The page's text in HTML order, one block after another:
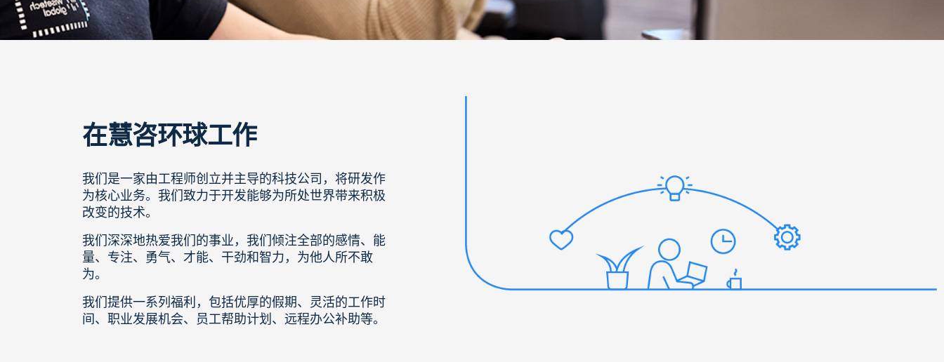
在慧咨环球工作
我们是一家由工程师创立并主导的科技公司，将研发作
为核心业务。我们致力于开发能够为所处世界带来积极
改变的技术。
我们深深地热爱我们的事业，我们倾注全部的感情、能
量、专注、勇气、才能、干劲和智力，为他人所不敢
为。
我们提供一系列福利，包括优厚的假期、灵活的工作时
间、职业发展机会、员工帮助计划、远程办公补助等。